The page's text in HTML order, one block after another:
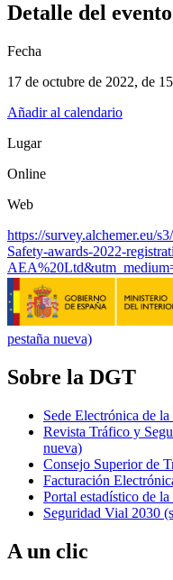
Detalle del evento
Fecha
17 de octubre de 2022, de
Añadir al calendario
Lugar
Online
Web
https://survey.alchemer.eu/
Safety-awards-2022-
pestaña nueva)
Sobre la DGT
Sede Electrónica de
Revista Tráfico y
nueva)
Consejo Superior de
Facturación
Portal estadístico de
Seguridad Vial 2030
A un clic